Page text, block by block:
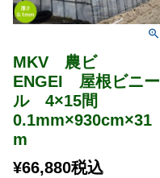
MKV 農ビ
ENGEI 屋根ビニー
ル 4×15間
0.1mm×930cm×31
m
¥66,880税込